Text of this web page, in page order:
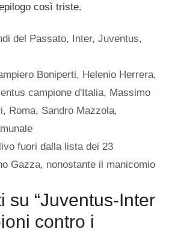
così triste.
del Passato, Inter,Juventus,
Boniperti, Helenio Herrera,
campione d'Italia, Massimo
, Roma, Sandro Mazzola,
fuori dalla lista dei 23
Gazza, nonostante il manicomio
su “Juventus-Inter
contro i